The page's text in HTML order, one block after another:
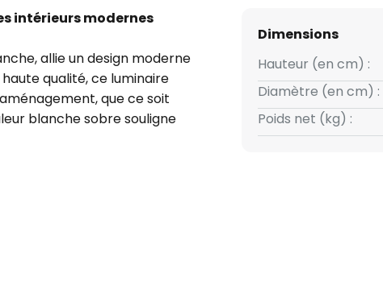
intérieurs modernes
allie un design moderne
qualité, ce luminaire
que ce soit
blanche sobre souligne
dans l'intérieur
réglage en hauteur, qui
de la pièce. De plus, la
variateur d'intensité externe
souhaitée. Le
Dimensions
Hauteur (en cm) :
Diamètre (en cm) :
Poids net (kg) :